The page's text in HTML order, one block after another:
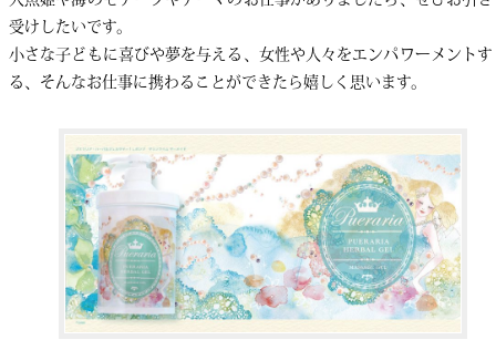
受けしたいです。
小さな子どもに喜びや夢を与える、女性や人々をエンパワーメントす
る、そんなお仕事に携わることができたら嬉しく思います。